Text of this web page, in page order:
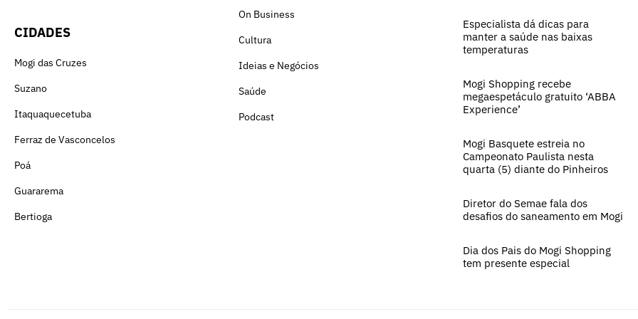
CIDADES
Mogi das Cruzes
Suzano
Itaquaquecetuba
Ferraz de Vasconcelos
Poá
Guararema
Bertioga
On Business
Cultura
Ideias e Negócios
Saúde
Podcast
Especialista dá dicas para
manter a saúde nas baixas
temperaturas
Mogi Shopping recebe
megaespetáculo gratuito ‘ABBA
Experience’
Mogi Basquete estreia no
Campeonato Paulista nesta
quarta (5) diante do Pinheiros
Diretor do Semae fala dos
desafios do saneamento em Mogi
Dia dos Pais do Mogi Shopping
tem presente especial